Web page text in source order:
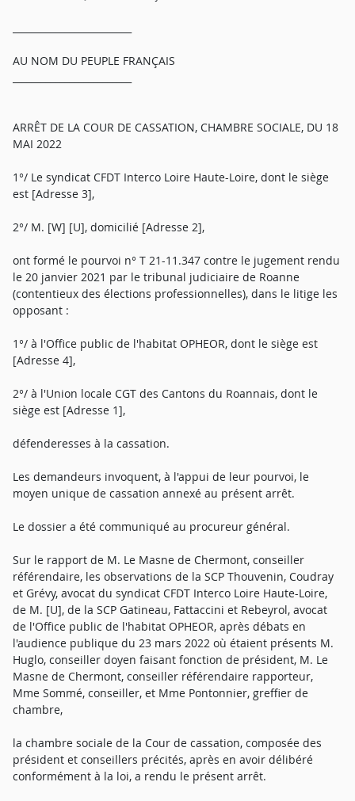
AU NOM DU PEUPLE FRANÇAIS
ARRÊT DE LA COUR DE CASSATION, CHAMBRE SOCIALE, DU 18
MAI 2022
1°/ Le syndicat CFDT Interco Loire Haute-Loire, dont le siège
est [Adresse 3],
2°/ M. [W] [U], domicilié [Adresse 2],
ont formé le pourvoi n° T 21-11.347 contre le jugement rendu
le 20 janvier 2021 par le tribunal judiciaire de Roanne
(contentieux des élections professionnelles), dans le litige les
opposant :
1°/ à l'Office public de l'habitat OPHEOR, dont le siège est
[Adresse 4],
2°/ à l'Union locale CGT des Cantons du Roannais, dont le
siège est [Adresse 1],
défenderesses à la cassation.
Les demandeurs invoquent, à l'appui de leur pourvoi, le
moyen unique de cassation annexé au présent arrêt.
Le dossier a été communiqué au procureur général.
Sur le rapport de M. Le Masne de Chermont, conseiller
référendaire, les observations de la SCP Thouvenin, Coudray
et Grévy, avocat du syndicat CFDT Interco Loire Haute-Loire,
de M. [U], de la SCP Gatineau, Fattaccini et Rebeyrol, avocat
de l'Office public de l'habitat OPHEOR, après débats en
l'audience publique du 23 mars 2022 où étaient présents M.
Huglo, conseiller doyen faisant fonction de président, M. Le
Masne de Chermont, conseiller référendaire rapporteur,
Mme Sommé, conseiller, et Mme Pontonnier, greffier de
chambre,
la chambre sociale de la Cour de cassation, composée des
président et conseillers précités, après en avoir délibéré
conformément à la loi, a rendu le présent arrêt.